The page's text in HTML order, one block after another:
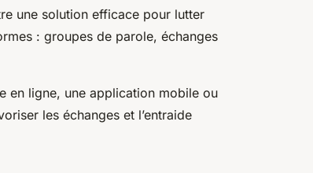
une solution efficace pour lutter
: groupes de parole, échanges
en ligne, une application mobile ou
les échanges et l’entraide